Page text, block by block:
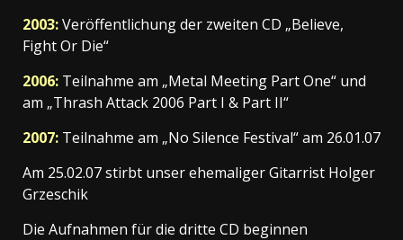
2003:Veröffentlichung der zweiten CD „Believe,
Fight Or Die“
2006: Teilnahme am „Metal Meeting Part One“ und
am „Thrash Attack 2006 Part I & Part II“
2007: Teilnahme am „No Silence Festival“ am 26.01.07
Am 25.02.07 stirbt unser ehemaliger Gitarrist Holger
Grzeschik
Die Aufnahmen für die dritte CD beginnen